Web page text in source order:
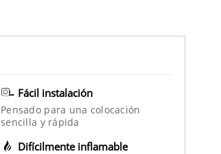
Fácil instalación
Pensado para una colocación
sencilla y rápida
Difícilmente inflamable